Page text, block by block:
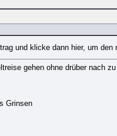
gehen ohne drüber nach